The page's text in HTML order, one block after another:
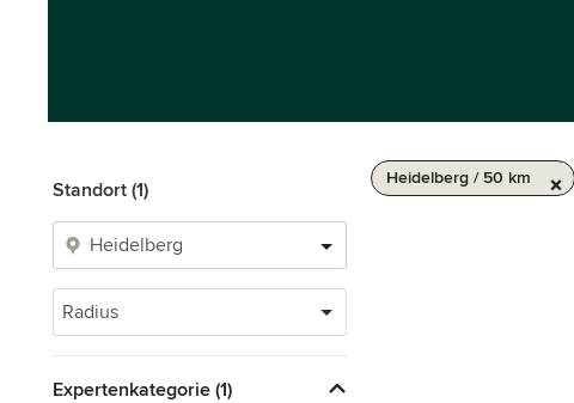
Standort (1)
Radius
Expertenkategorie (1)
Heidelberg / 50 km